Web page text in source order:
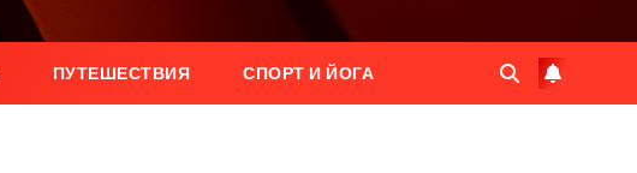
ПУТЕШЕСТВИЯ СПОРТ И ЙОГА